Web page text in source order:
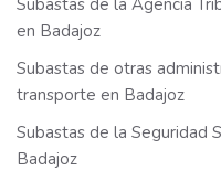
Subastas de la Agencia
en Badajoz
Subastas de otras
transporte en Badajoz
Subastas de la Seguridad
Badajoz